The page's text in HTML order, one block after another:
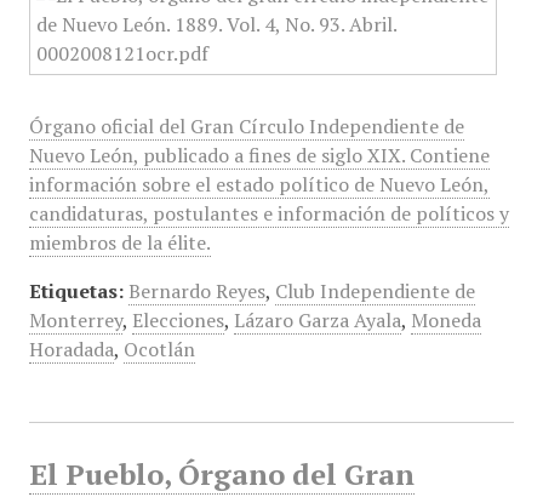
Órgano oficial del Gran Círculo Independiente de
Nuevo León, publicado a fines de siglo XIX. Contiene
información sobre el estado político de Nuevo León,
candidaturas, postulantes e información de políticos y
miembros de la élite.
Etiquetas: Bernardo Reyes, Club Independiente de
Monterrey, Elecciones, Lázaro Garza Ayala, Moneda
Horadada, Ocotlán
El Pueblo, Órgano del Gran